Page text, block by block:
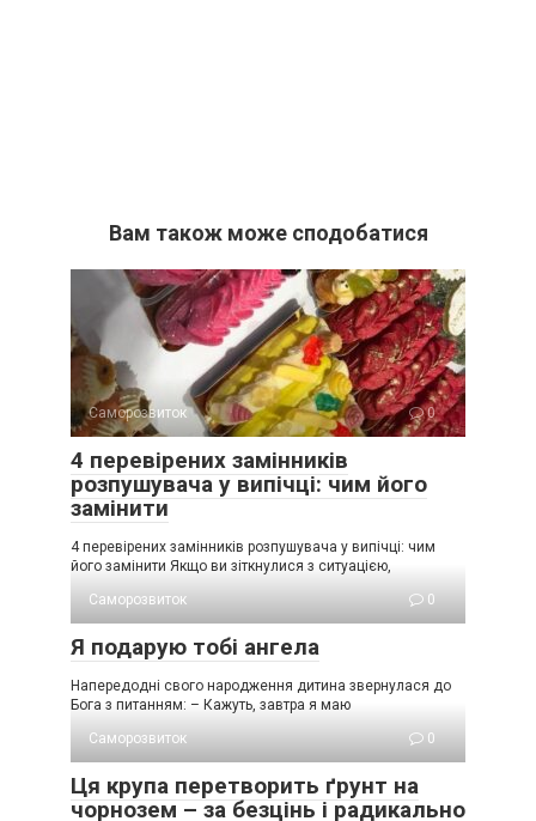
Вам також може сподобатися
Саморозвиток 0
4 перевірених замінників
розпушувача у випічці: чим його
замінити
4 перевірених замінників розпушувача у випічці: чим
його замінити Якщо ви зіткнулися з ситуацією,
Саморозвиток
0
Я подарую тобі ангела
Напередодні свого народження дитина звернулася до
Бога з питанням: – Кажуть, завтра я маю
Саморозвиток
0
Ця крупа перетворить ґрунт на
чорнозем – за безцінь і радикально